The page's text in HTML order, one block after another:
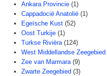
Ankara Provincie (1)
Cappadocië Anatolië (1)
Egeïsche Kust (52)
Oost Turkije (1)
Turkse Rivièra (124)
West Middellandse Zeegebied
Zee van Marmara (9)
Zwarte Zeegebied (3)